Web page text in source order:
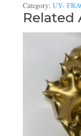
Category: UY-
Related